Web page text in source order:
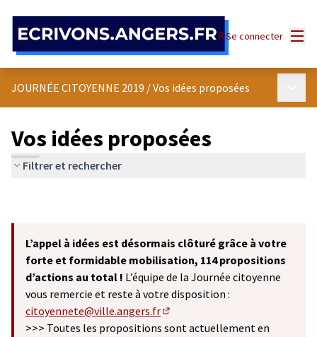
Se connecter
JOURNÉE CITOYENNE 2019 /Vos idées proposées
Vos idées proposées
Filtrer et rechercher
L’appel à idées est désormais clôturé grâce à votre
forte et formidable mobilisation, 114 propositions
d’actions au total ! L’équipe de la Journée citoyenne
vous remercie et reste à votre disposition :
citoyennete@ville.angers.fr
(S'ouvre dans un nouvel onglet)
>>> Toutes les propositions sont actuellement en